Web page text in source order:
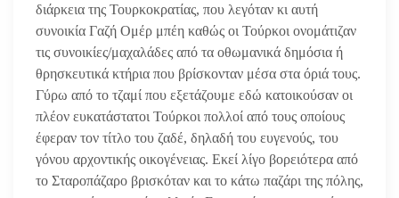
διάρκεια της Τουρκοκρατίας, που λεγόταν κι αυτή
συνοικία Γαζή Ομέρ μπέη καθώς οι Τούρκοι ονομάτιζαν
τις συνοικίες/μαχαλάδες από τα οθωμανικά δημόσια ή
θρησκευτικά κτήρια που βρίσκονταν μέσα στα όριά τους.
Γύρω από το τζαμί που εξετάζουμε εδώ κατοικούσαν οι
πλέον ευκατάστατοι Τούρκοι πολλοί από τους οποίους
έφεραν τον τίτλο του ζαδέ, δηλαδή του ευγενούς, του
γόνου αρχοντικής οικογένειας. Εκεί λίγο βορειότερα από
το Σταροπάζαρο βρισκόταν και το κάτω παζάρι της πόλης,